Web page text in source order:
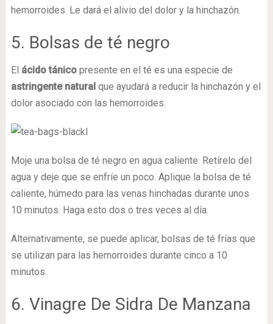
hemorroides. Le dará el alivio del dolor y la hinchazón.
5. Bolsas de té negro
El ácido tánicopresente en el té es una especie de
astringente naturalque ayudará a reducir la hinchazón y el
dolor asociado con las hemorroides.
Moje una bolsa de té negro en agua caliente. Retírelo del
agua y deje que se enfríe un poco. Aplique la bolsa de té
caliente, húmedo para las venas hinchadas durante unos
10 minutos. Haga esto dos o tres veces al día.
Alternativamente, se puede aplicar, bolsas de té frías que
se utilizan para las hemorroides durante cinco a 10
minutos.
6. Vinagre De Sidra De Manzana